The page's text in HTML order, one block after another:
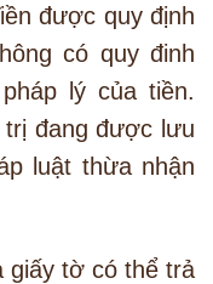
được quy định
có quy đinh
lý của tiền.
trị đang được lưu
luật thừa nhận
giấy tờ có thể trả